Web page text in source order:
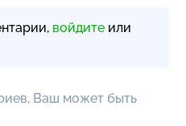
войдите или
Ваш может быть